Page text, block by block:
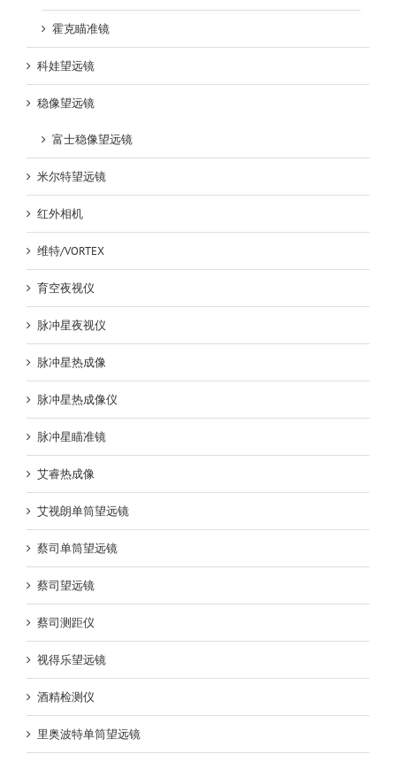
霍克瞄准镜
科娃望远镜
稳像望远镜
富士稳像望远镜
米尔特望远镜
红外相机
维特/VORTEX
育空夜视仪
脉冲星夜视仪
脉冲星热成像
脉冲星热成像仪
脉冲星瞄准镜
艾睿热成像
艾视朗单筒望远镜
蔡司单筒望远镜
蔡司望远镜
蔡司测距仪
视得乐望远镜
酒精检测仪
里奥波特单筒望远镜